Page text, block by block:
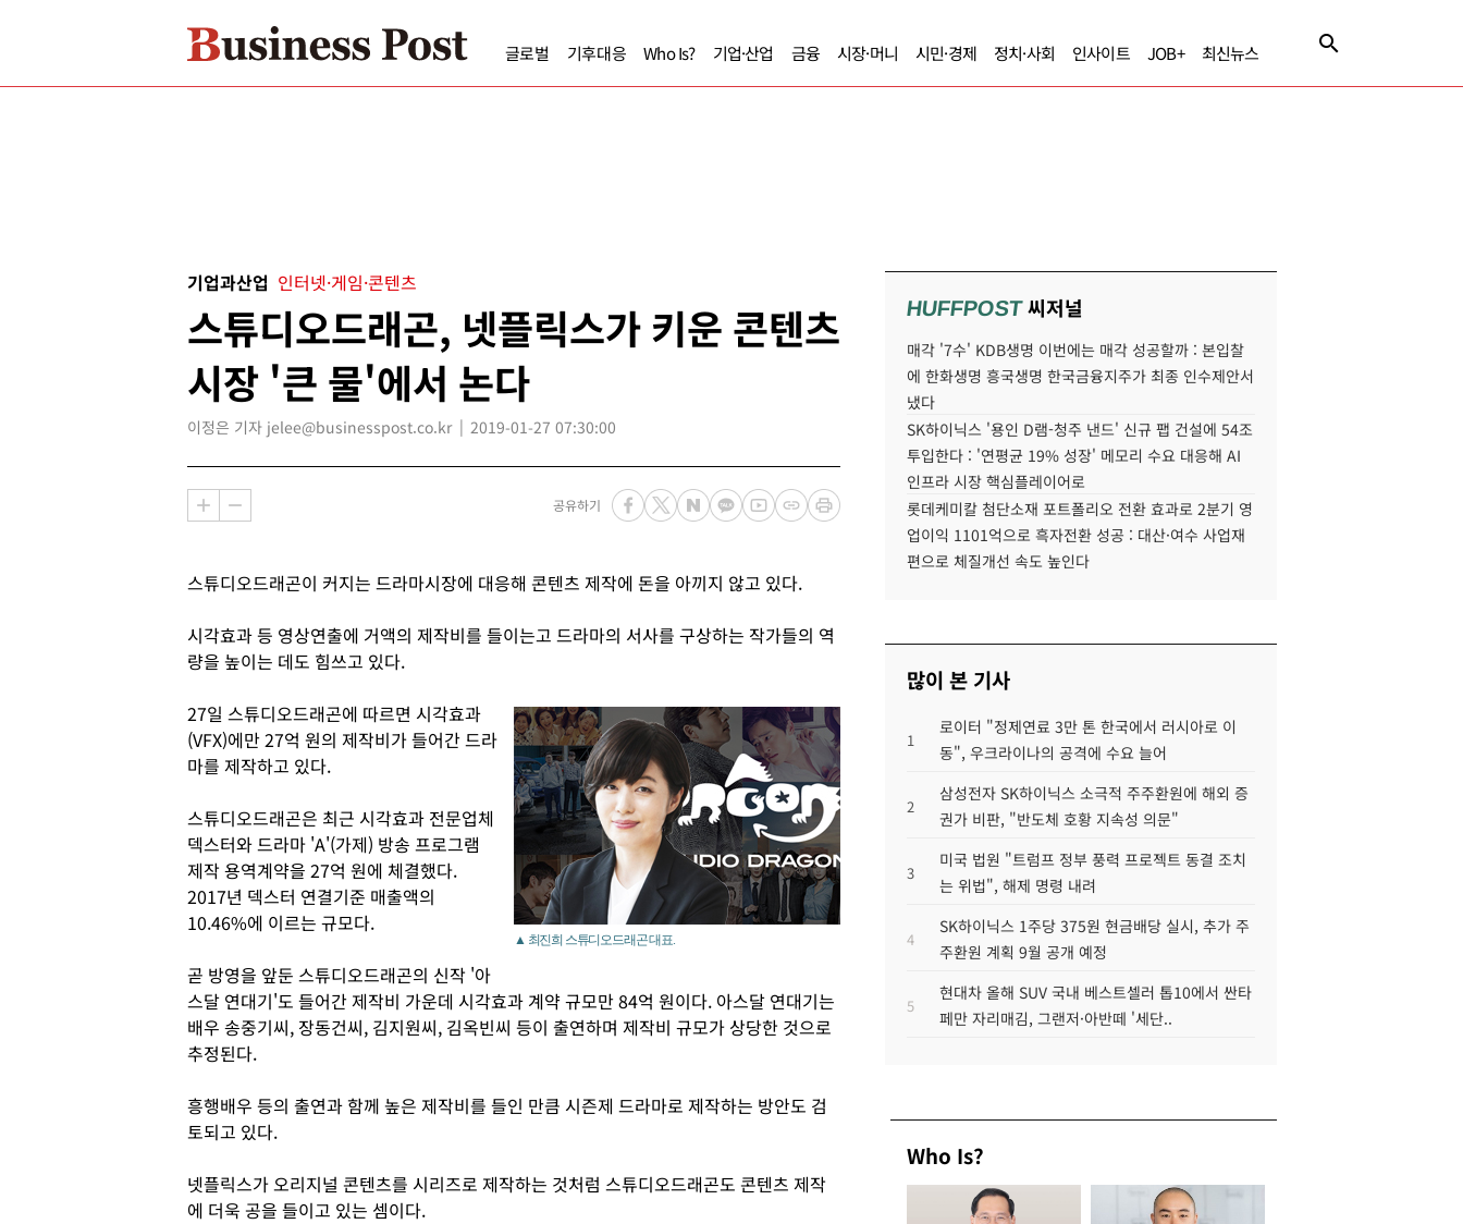
글로벌 기후대응 Who Is? 기업·산업 금융 시장·머니 시민·경제 정치·사회 인사이트 JOB+ 최신뉴스
기업과산업 인터넷·게임·콘텐츠
스튜디오드래곤, 넷플릭스가 키운 콘텐츠
시장 '큰 물'에서 논다
이정은 기자 jelee@businesspost.co.kr 2019-01-27 07:30:00
공유하기
스튜디오드래곤이 커지는 드라마시장에 대응해 콘텐츠 제작에 돈을 아끼지 않고 있다.
시각효과 등 영상연출에 거액의 제작비를 들이는고 드라마의 서사를 구상하는 작가들의 역
량을 높이는 데도 힘쓰고 있다.
▲ 최진희 스튜디오드래곤 대표.
27일 스튜디오드래곤에 따르면 시각효과
(VFX)에만 27억 원의 제작비가 들어간 드라
마를 제작하고 있다.
스튜디오드래곤은 최근 시각효과 전문업체
덱스터와 드라마 'A'(가제) 방송 프로그램
제작 용역계약을 27억 원에 체결했다.
2017년 덱스터 연결기준 매출액의
10.46%에 이르는 규모다.
곧 방영을 앞둔 스튜디오드래곤의 신작 '아
스달 연대기'도 들어간 제작비 가운데 시각효과 계약 규모만 84억 원이다. 아스달 연대기는
배우 송중기씨, 장동건씨, 김지원씨, 김옥빈씨 등이 출연하며 제작비 규모가 상당한 것으로
추정된다.
흥행배우 등의 출연과 함께 높은 제작비를 들인 만큼 시즌제 드라마로 제작하는 방안도 검
토되고 있다.
넷플릭스가 오리지널 콘텐츠를 시리즈로 제작하는 것처럼 스튜디오드래곤도 콘텐츠 제작
에 더욱 공을 들이고 있는 셈이다.
HUFFPOST씨저널
매각 '7수' KDB생명 이번에는 매각 성공할까 : 본입찰
에 한화생명 흥국생명 한국금융지주가 최종 인수제안서
냈다
SK하이닉스 '용인 D램-청주 낸드' 신규 팹 건설에 54조
투입한다 : '연평균 19% 성장' 메모리 수요 대응해 AI
인프라 시장 핵심플레이어로
롯데케미칼 첨단소재 포트폴리오 전환 효과로 2분기 영
업이익 1101억으로 흑자전환 성공 : 대산·여수 사업재
편으로 체질개선 속도 높인다
많이 본 기사
1
로이터 "정제연료 3만 톤 한국에서 러시아로 이
동", 우크라이나의 공격에 수요 늘어
2
삼성전자 SK하이닉스 소극적 주주환원에 해외 증
권가 비판, "반도체 호황 지속성 의문"
3
미국 법원 "트럼프 정부 풍력 프로젝트 동결 조치
는 위법", 해제 명령 내려
4
SK하이닉스 1주당 375원 현금배당 실시, 추가 주
주환원 계획 9월 공개 예정
5
현대차 올해 SUV 국내 베스트셀러 톱10에서 싼타
페만 자리매김, 그랜저·아반떼 '세단..
Who Is?